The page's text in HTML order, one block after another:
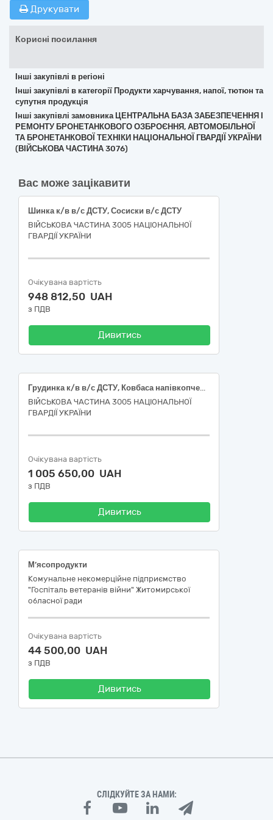
Друкувати
Корисні посилання
Інші закупівлі в регіоні
Інші закупівлі в категорії Продукти харчування, напої, тютюн та
супутня продукція
Інші закупівлі замовника ЦЕНТРАЛЬНА БАЗА ЗАБЕЗПЕЧЕННЯ І
РЕМОНТУ БРОНЕТАНКОВОГО ОЗБРОЄННЯ, АВТОМОБІЛЬНОЇ
ТА БРОНЕТАНКОВОЇ ТЕХНІКИ НАЦІОНАЛЬНОЇ ГВАРДІЇ УКРАЇНИ
(ВІЙСЬКОВА ЧАСТИНА 3076)
Вас може зацікавити
Шинка к/в в/с ДСТУ, Сосиски в/с ДСТУ
ВІЙСЬКОВА ЧАСТИНА 3005 НАЦІОНАЛЬНОЇ
ГВАРДІЇ УКРАЇНИ
Очікувана вартість
948 812,50 UAH
з ПДВ
Дивитись
Грудинка к/в в/с ДСТУ, Ковбаса напівкопчена ДСТУ
ВІЙСЬКОВА ЧАСТИНА 3005 НАЦІОНАЛЬНОЇ
ГВАРДІЇ УКРАЇНИ
Очікувана вартість
1 005 650,00 UAH
з ПДВ
Дивитись
М’ясопродукти
Комунальне некомерційне підприємство
"Госпіталь ветеранів війни" Житомирської
обласної ради
Очікувана вартість
44 500,00 UAH
з ПДВ
Дивитись
СЛІДКУЙТЕ ЗА НАМИ: